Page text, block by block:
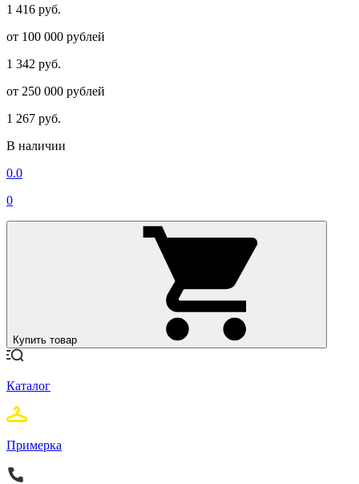
1 416 руб.
от 100 000 рублей
1 342 руб.
от 250 000 рублей
1 267 руб.
В наличии
0.0
0
Купить товар
Каталог
Примерка